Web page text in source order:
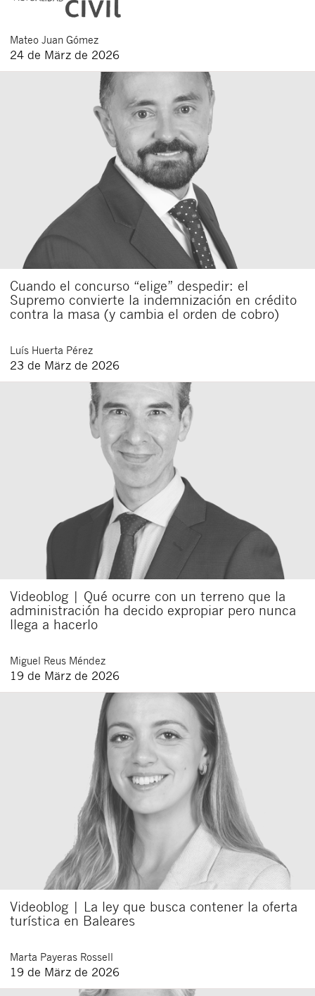
Mateo Juan Gómez
24 de März de 2026
Cuando el concurso “elige” despedir: el
Supremo convierte la indemnización en crédito
contra la masa (y cambia el orden de cobro)
Luís Huerta Pérez
23 de März de 2026
Videoblog | Qué ocurre con un terreno que la
administración ha decido expropiar pero nunca
llega a hacerlo
Miguel Reus Méndez
19 de März de 2026
Videoblog | La ley que busca contener la oferta
turística en Baleares
Marta Payeras Rossell
19 de März de 2026